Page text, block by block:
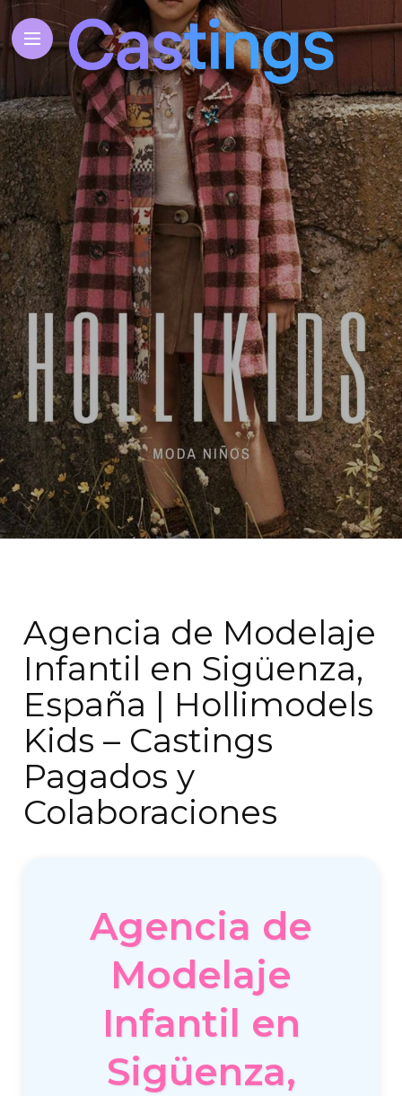
Agencia de Modelaje
Infantil en Sigüenza,
España | Hollimodels
Kids – Castings
Pagados y
Colaboraciones
Agencia de
Modelaje
Infantil en
Sigüenza,